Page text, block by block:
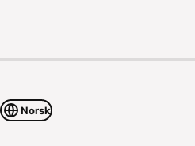
Norsk